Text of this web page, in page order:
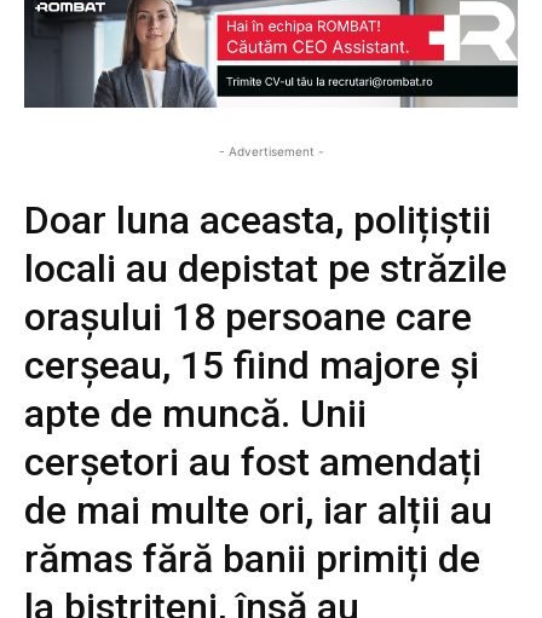
- Advertisement -
Doar luna aceasta, polițiștii
locali au depistat pe străzile
orașului 18 persoane care
cerșeau, 15 fiind majore și
apte de muncă. Unii
cerșetori au fost amendați
de mai multe ori, iar alții au
rămas fără banii primiți de
la bistrițeni, însă au